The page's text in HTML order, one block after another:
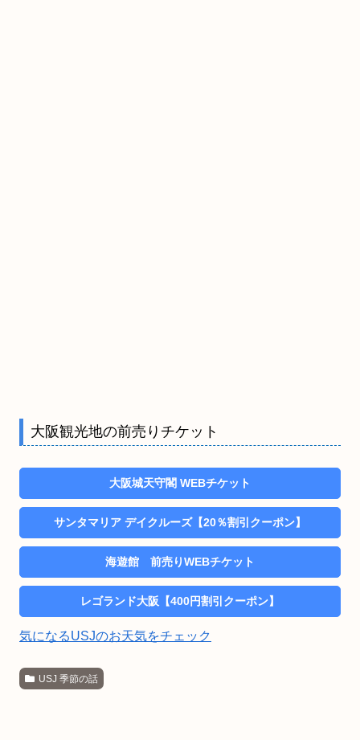
大阪観光地の前売りチケット
大阪城天守閣 WEBチケット
サンタマリア デイクルーズ【20％割引クーポン】
海遊館 前売りWEBチケット
レゴランド大阪【400円割引クーポン】
気になるUSJのお天気をチェック
USJ 季節の話